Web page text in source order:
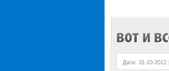
Дата: 31-10-2012 |